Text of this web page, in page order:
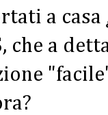
a casa
, che a